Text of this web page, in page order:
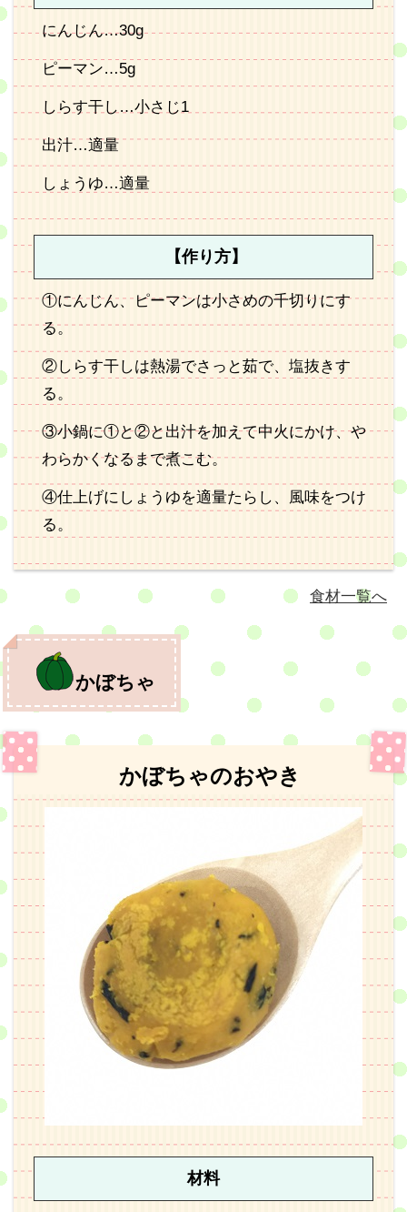
にんじん…30g
ピーマン…5g
しらす干し…小さじ1
出汁…適量
しょうゆ…適量
【作り方】
①にんじん、ピーマンは小さめの千切りにす
る。
②しらす干しは熱湯でさっと茹で、塩抜きす
る。
③小鍋に①と②と出汁を加えて中火にかけ、や
わらかくなるまで煮こむ。
④仕上げにしょうゆを適量たらし、風味をつけ
る。
食材一覧へ
かぼちゃ
かぼちゃのおやき
材料